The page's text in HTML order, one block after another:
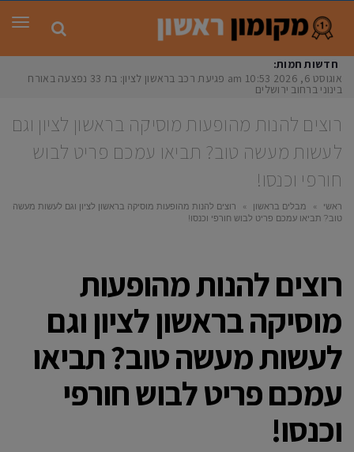
חדשות חמות:
אוגוסט 6, 2026
10:53 am פגיעת רכב בראשון לציון: בת 33 נפצעה באורח
בינוני ברחוב ירושלים
רוצים להנות מהופעות מוסיקה בראשון לציון וגם
לעשות מעשה טוב? תביאו עמכם פריט לבוש
חורפי וכנסו!
ראשי » מבלים בראשון »
רוצים להנות מהופעות מוסיקה בראשון לציון וגם לעשות מעשה
טוב? תביאו עמכם פריט לבוש חורפי וכנסו!
רוצים להנות מהופעות
מוסיקה בראשון לציון וגם
לעשות מעשה טוב? תביאו
עמכם פריט לבוש חורפי
וכנסו!